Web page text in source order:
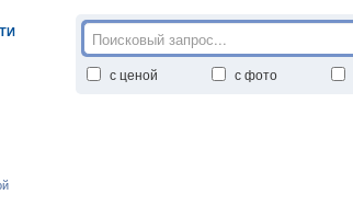
с ценой с фото